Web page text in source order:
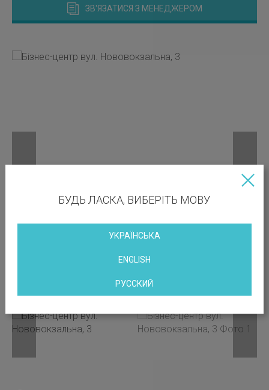
ЗВ'ЯЗАТИСЯ З МЕНЕДЖЕРОМ
БУДЬ ЛАСКА, ВИБЕРІТЬ МОВУ
УКРАЇНСЬКА
ENGLISH
РУССКИЙ